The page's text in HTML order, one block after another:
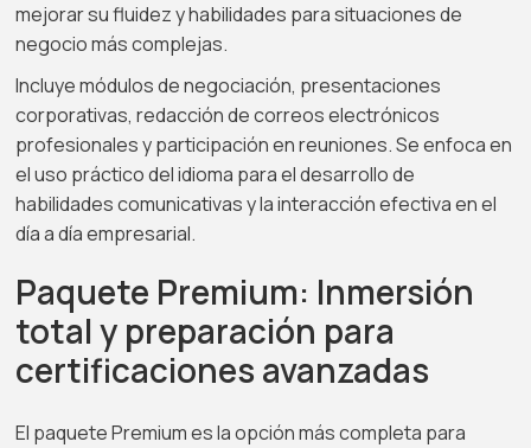
mejorar su fluidez y habilidades para situaciones de
negocio más complejas.
Incluye módulos de negociación, presentaciones
corporativas, redacción de correos electrónicos
profesionales y participación en reuniones. Se enfoca en
el uso práctico del idioma para el desarrollo de
habilidades comunicativas y la interacción efectiva en el
día a día empresarial.
Paquete Premium: Inmersión
total y preparación para
certificaciones avanzadas
El paquete Premium es la opción más completa para